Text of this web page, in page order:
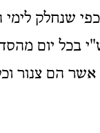
כפי שנחלק
בכל יום
הם צנור